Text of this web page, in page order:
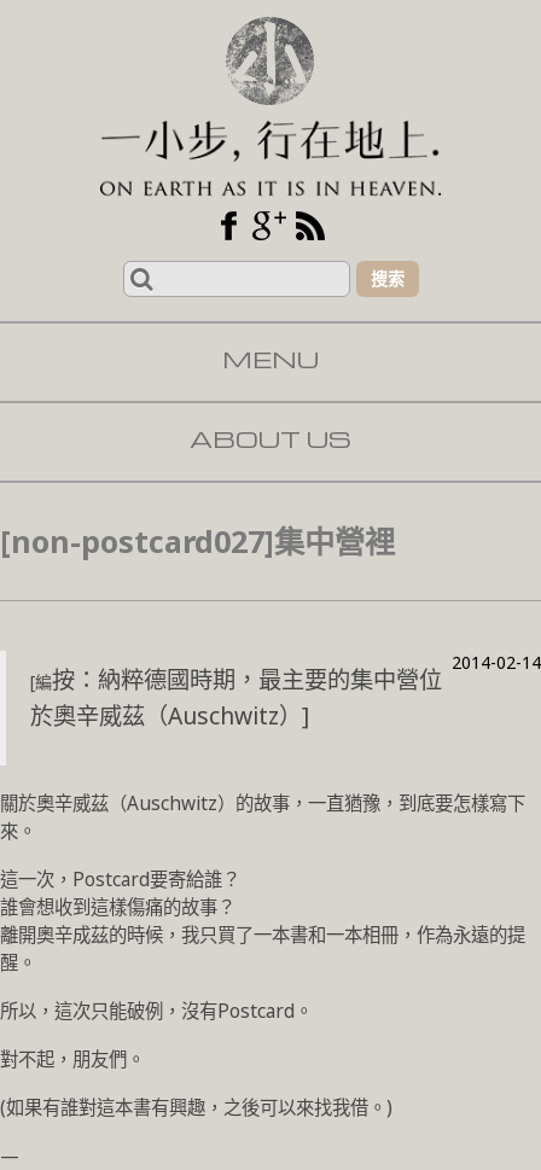
Search
for:
MENU
SKIP TO CONTENT
ABOUT US
[non-postcard027]集中營裡
2014-02-14
[編按：納粹德國時期，最主要的集中營位
於奧辛威茲（Auschwitz）]
關於奧辛威茲（Auschwitz）的故事，一直猶豫，到底要怎樣寫下
來。
這一次，Postcard要寄給誰？
誰會想收到這樣傷痛的故事？
離開奧辛成茲的時候，我只買了一本書和一本相冊，作為永遠的提
醒。
所以，這次只能破例，沒有Postcard。
對不起，朋友們。
(如果有誰對這本書有興趣，之後可以來找我借。)
—